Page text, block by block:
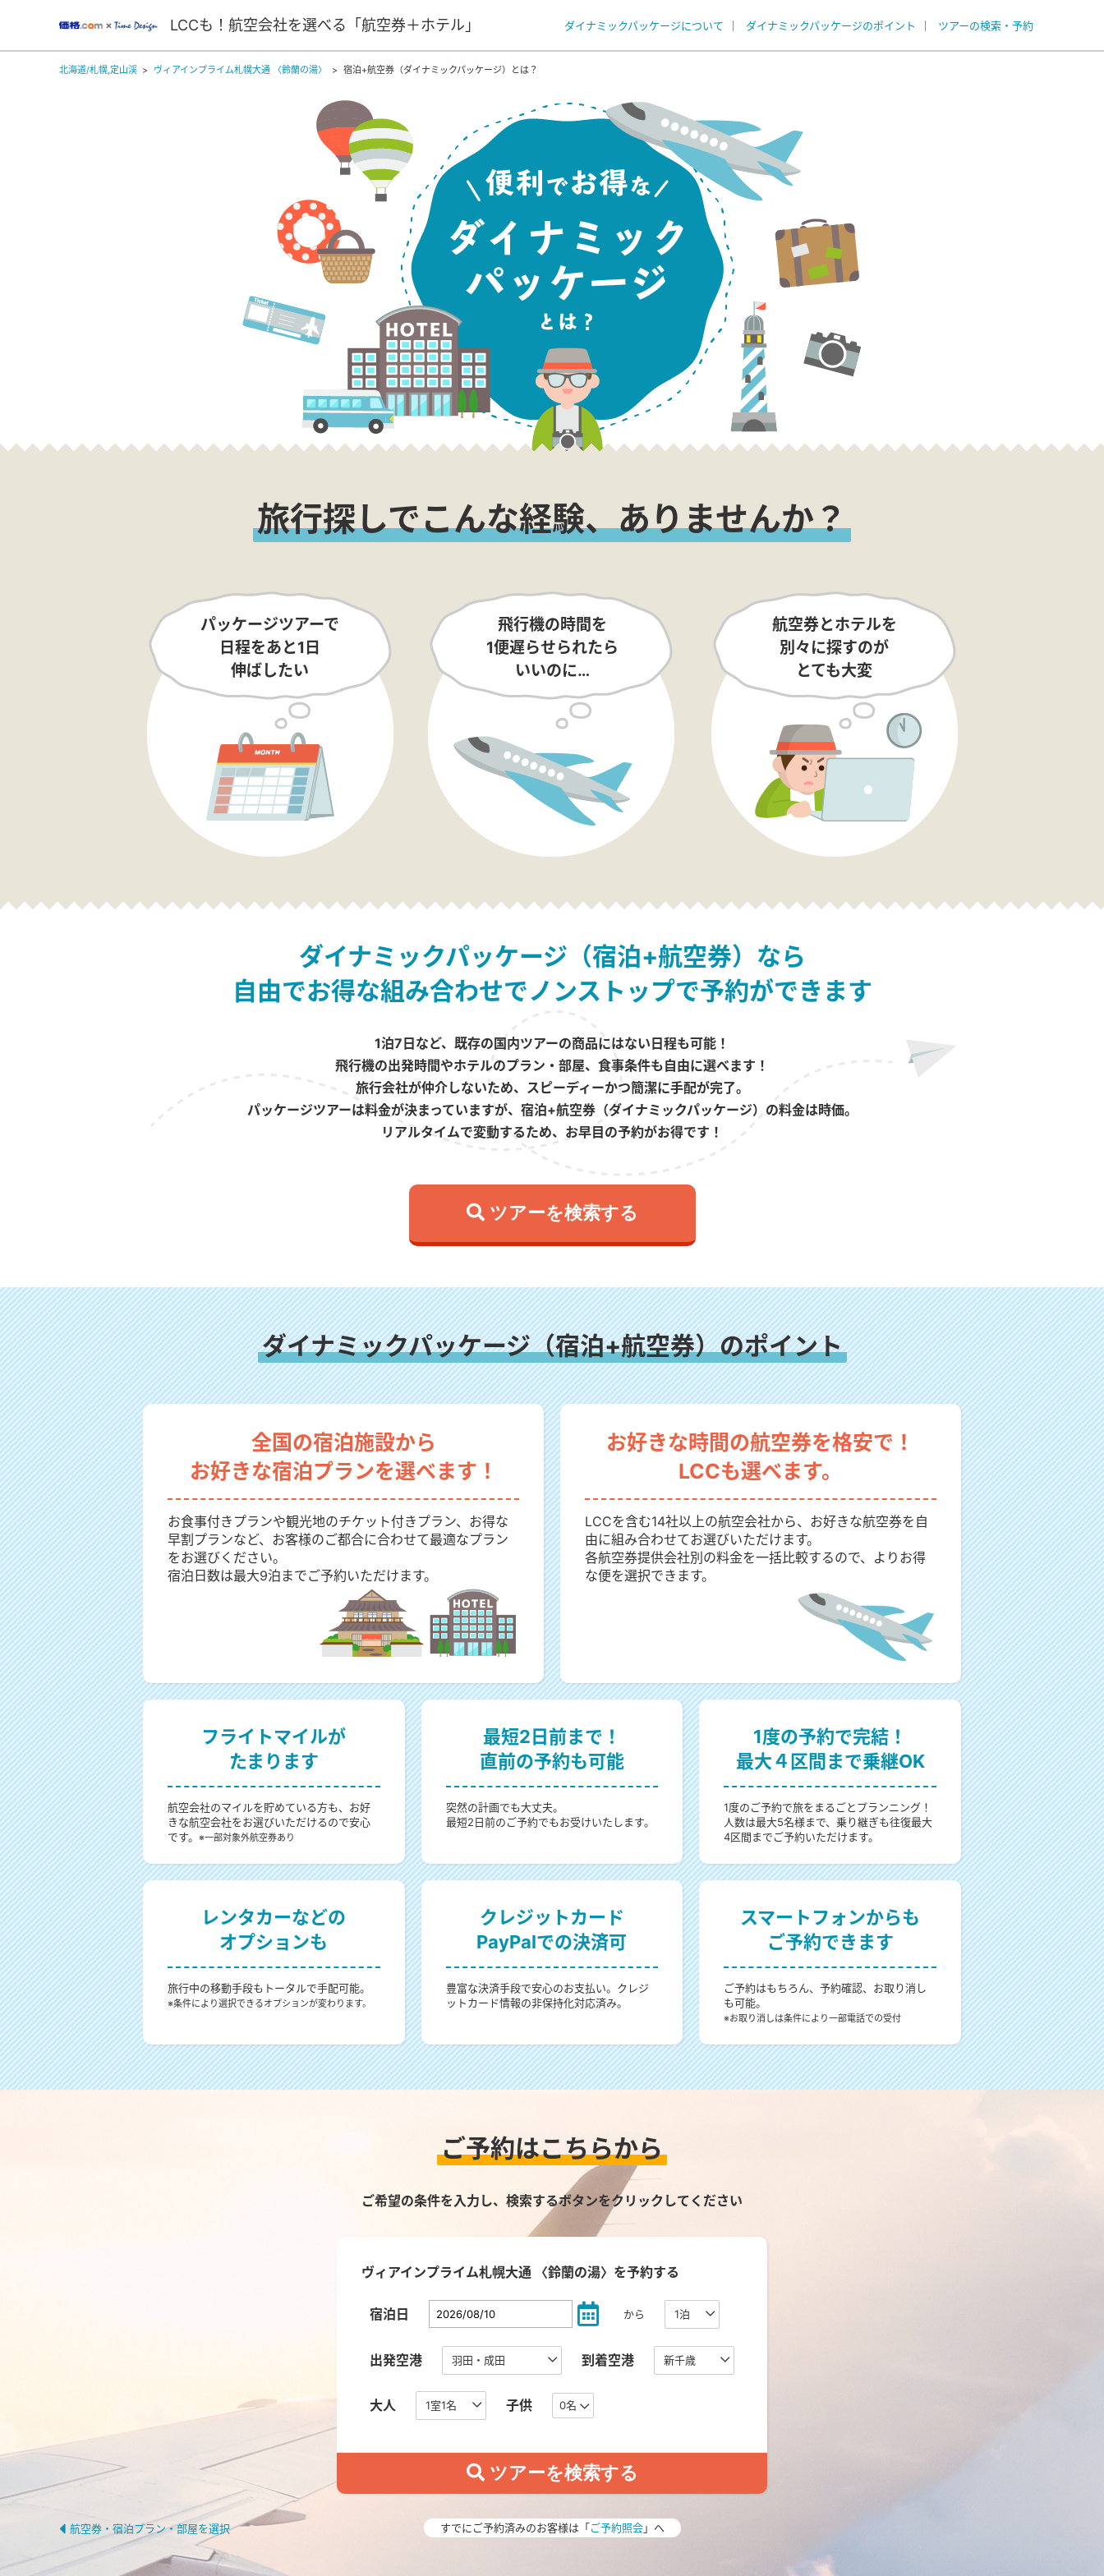
LCCも！航空会社を選べる「航空券＋ホテル」 ダイナミックパッケージについて ダイナミックパッケージのポイント ツアーの検索・予約
北海道/札幌,定山渓 ヴィアインプライム札幌大通 〈鈴蘭の湯〉 宿泊+航空券（ダイナミックパッケージ）とは？
旅行探しでこんな経験、ありませんか？
パッケージツアーで
日程をあと1日
伸ばしたい
飛行機の時間を
1便遅らせられたら
いいのに…
航空券とホテルを
別々に探すのが
とても大変
ダイナミックパッケージ（宿泊+航空券）なら
自由でお得な組み合わせでノンストップで予約ができます
1泊7日など、既存の国内ツアーの商品にはない日程も可能！
飛行機の出発時間やホテルのプラン・部屋、食事条件も自由に選べます！
旅行会社が仲介しないため、スピーディーかつ簡潔に手配が完了。
パッケージツアーは料金が決まっていますが、宿泊+航空券（ダイナミックパッケージ）の料金は時価。
リアルタイムで変動するため、お早目の予約がお得です！
 ツアーを検索する
ダイナミックパッケージ（宿泊+航空券）のポイント
全国の宿泊施設から
お好きな宿泊プランを選べます！
お食事付きプランや観光地のチケット付きプラン、お得な
早割プランなど、お客様のご都合に合わせて最適なプラン
をお選びください。
宿泊日数は最大9泊までご予約いただけます。
お好きな時間の航空券を格安で！
LCCも選べます。
LCCを含む14社以上の航空会社から、お好きな航空券を自
由に組み合わせてお選びいただけます。
各航空券提供会社別の料金を一括比較するので、よりお得
な便を選択できます。
フライトマイルが
たまります
航空会社のマイルを貯めている方も、お好
きな航空会社をお選びいただけるので安心
です。 ※一部対象外航空券あり
最短2日前まで！
直前の予約も可能
突然の計画でも大丈夫。
最短2日前のご予約でもお受けいたします。
1度の予約で完結！
最大４区間まで乗継OK
1度のご予約で旅をまるごとプランニング！
人数は最大5名様まで、乗り継ぎも往復最大
4区間までご予約いただけます。
レンタカーなどの
オプションも
旅行中の移動手段もトータルで手配可能。
※条件により選択できるオプションが変わります。
クレジットカード
PayPalでの決済可
豊富な決済手段で安心のお支払い。クレジ
ットカード情報の非保持化対応済み。
スマートフォンからも
ご予約できます
ご予約はもちろん、予約確認、お取り消し
も可能。
※お取り消しは条件により一部電話での受付
ご予約はこちらから
ご希望の条件を入力し、検索するボタンをクリックしてください
ヴィアインプライム札幌大通 〈鈴蘭の湯〉を予約する
宿泊日 から
出発空港 到着空港
大人 子供 0名
航空券・宿泊プラン・部屋を選択 すでにご予約済みのお客様は「ご予約照会」へ